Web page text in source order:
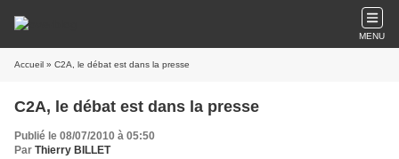
MENU
Accueil » C2A, le débat est dans la presse
C2A, le débat est dans la presse
Publié le 08/07/2010 à 05:50
Par Thierry BILLET